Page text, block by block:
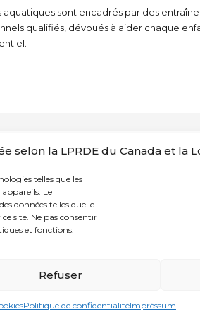
selon la LPRDE du Canada et la
telles que les
Le
données telles que le
site. Ne pas consentir
et fonctions.
Refuser
Politique de confidentialitéImpréssum
aquatiques sont encadrés par des
qualifiés, dévoués à aider chaque